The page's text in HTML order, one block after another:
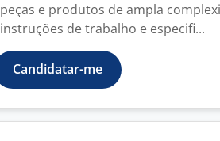
peças e produtos de ampla
instruções de trabalho e especifi...
Candidatar-me